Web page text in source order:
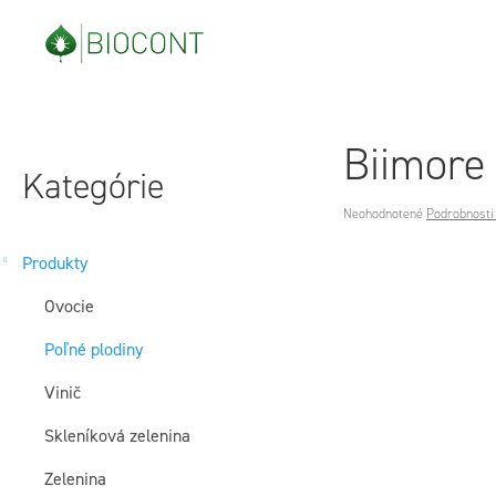
o
n
Kategórie
Produkty
Ovocie
Poľné plodiny
Vinič
Skleníková zelenina
Zelenina
Biimore
Priemerné
Neohodnotené